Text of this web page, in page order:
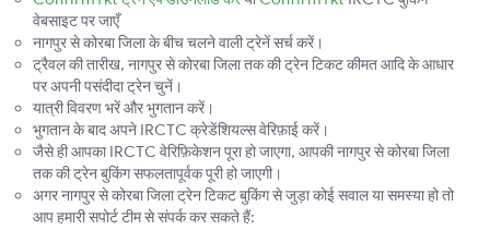
वेबसाइट पर जाएँ
नागपुर से कोरबा जिला के बीच चलने वाली ट्रेनें सर्च करें।
ट्रैवल की तारीख, नागपुर से कोरबा जिला तक की ट्रेन टिकट कीमत आदि के आधार
पर अपनी पसंदीदा ट्रेन चुनें।
यात्री विवरण भरें और भुगतान करें।
भुगतान के बाद अपने IRCTC क्रेडेंशियल्स वेरिफ़ाई करें।
जैसे ही आपका IRCTC वेरिफ़िकेशन पूरा हो जाएगा, आपकी नागपुर से कोरबा जिला
तक की ट्रेन बुकिंग सफलतापूर्वक पूरी हो जाएगी।
अगर नागपुर से कोरबा जिला ट्रेन टिकट बुकिंग से जुड़ा कोई सवाल या समस्या हो तो
आप हमारी सपोर्ट टीम से संपर्क कर सकते हैं: